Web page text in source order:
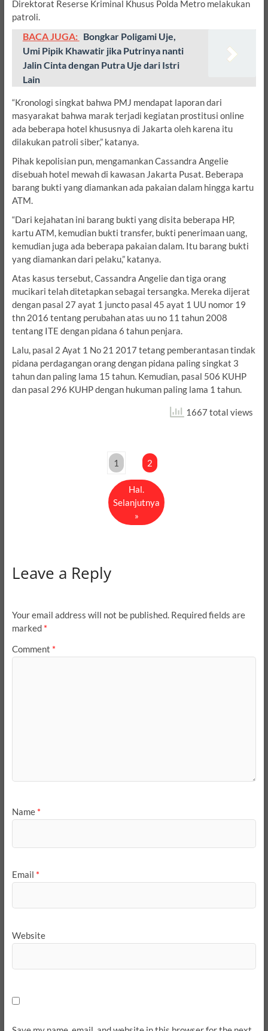
Direktorat Reserse Kriminal Khusus Polda Metro melakukan
patroli.
BACA JUGA: Bongkar Poligami Uje,
Umi Pipik Khawatir jika Putrinya nanti
Jalin Cinta dengan Putra Uje dari Istri
Lain
“Kronologi singkat bahwa PMJ mendapat laporan dari
masyarakat bahwa marak terjadi kegiatan prostitusi online
ada beberapa hotel khususnya di Jakarta oleh karena itu
dilakukan patroli siber,” katanya.
Pihak kepolisian pun, mengamankan Cassandra Angelie
disebuah hotel mewah di kawasan Jakarta Pusat. Beberapa
barang bukti yang diamankan ada pakaian dalam hingga kartu
ATM.
“Dari kejahatan ini barang bukti yang disita beberapa HP,
kartu ATM, kemudian bukti transfer, bukti penerimaan uang,
kemudian juga ada beberapa pakaian dalam. Itu barang bukti
yang diamankan dari pelaku,” katanya.
Atas kasus tersebut, Cassandra Angelie dan tiga orang
mucikari telah ditetapkan sebagai tersangka. Mereka dijerat
dengan pasal 27 ayat 1 juncto pasal 45 ayat 1 UU nomor 19
thn 2016 tentang perubahan atas uu no 11 tahun 2008
tentang ITE dengan pidana 6 tahun penjara.
Lalu, pasal 2 Ayat 1 No 21 2017 tetang pemberantasan tindak
pidana perdagangan orang dengan pidana paling singkat 3
tahun dan paling lama 15 tahun. Kemudian, pasal 506 KUHP
dan pasal 296 KUHP dengan hukuman paling lama 1 tahun.
1667 total views
1 2
Hal.
Selanjutnya
»
Leave a Reply
Your email address will not be published. Required fields are
marked *
Comment *
Name *
Email *
Website